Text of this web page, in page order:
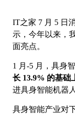
IT之家 7 月 5 日
示，今年以来，
面亮点。
1 月-5 月，具身
长 13.9% 的基础
进具身智能机器
具身智能产业对